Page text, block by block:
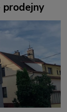
prodejny